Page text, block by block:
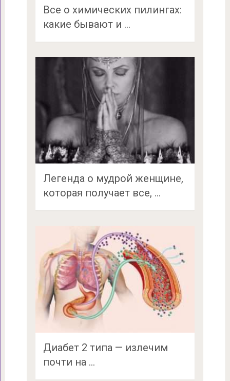
Все о химических пилингах:
какие бывают и …
Легенда о мудрой женщине,
которая получает все, …
Диабет 2 типа — излечим
почти на …